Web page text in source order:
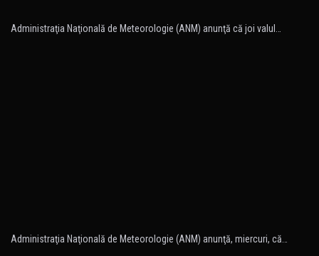
Administraţia Naţională de Meteorologie (ANM) anunţă că joi valul…
Administraţia Naţională de Meteorologie (ANM) anunţă, miercuri, că…